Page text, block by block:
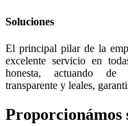
Soluciones
El principal pilar de la
excelente servicio en
honesta, actuando de
transparente y leales,
Proporcionámos